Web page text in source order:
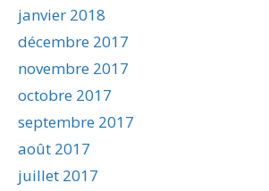
janvier 2018
décembre 2017
novembre 2017
octobre 2017
septembre 2017
août 2017
juillet 2017